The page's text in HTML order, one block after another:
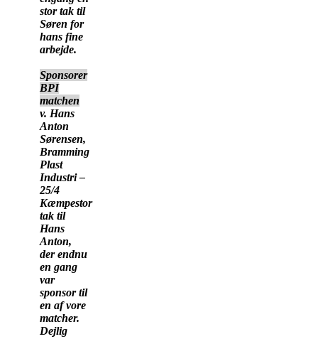
stor tak til
Søren for
hans fine
arbejde.
Sponsorer
BPI
matchen
v. Hans
Anton
Sørensen,
Bramming
Plast
Industri –
25/4
Kæmpestor
tak til
Hans
Anton,
der endnu
en gang
var
sponsor til
en af vore
matcher.
Dejlig